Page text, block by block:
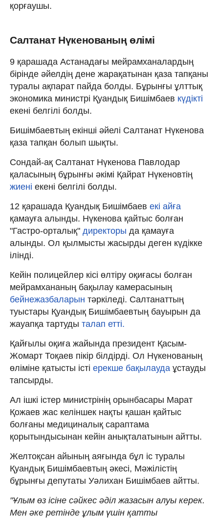
қорғаушы.
Салтанат Нүкенованың өлімі
9 қарашада Астанадағы мейрамханалардың
бірінде әйелдің дене жарақатынан қаза тапқаны
туралы ақпарат пайда болды. Бұрынғы ұлттық
экономика министрі Қуандық Бишімбаев күдікті
екені белгілі болды.
Бишімбаевтың екінші әйелі Салтанат Нүкенова
қаза тапқан болып шықты.
Сондай-ақ Салтанат Нүкенова Павлодар
қаласының бұрынғы әкімі Қайрат Нүкеновтің
жиені екені белгілі болды.
12 қарашада Қуандық Бишімбаев екі айға
қамауға алынды. Нүкенова қайтыс болған
"Гастро-орталық" директоры да қамауға
алынды. Ол қылмысты жасырды деген күдікке
ілінді.
Кейін полицейлер кісі өлтіру оқиғасы болған
мейрамхананың бақылау камерасының
бейнежазбаларын тәркіледі. Салтанаттың
туыстары Қуандық Бишімбаевтың бауырын да
жауапқа тартуды талап етті.
Қайғылы оқиға жайында президент Қасым-
Жомарт Тоқаев пікір білдірді. Ол Нүкенованың
өліміне қатысты істі ерекше бақылауда ұстауды
тапсырды.
Ал ішкі істер министрінің орынбасары Марат
Қожаев жас келіншек нақты қашан қайтыс
болғаны медициналық сараптама
қорытындысынан кейін анықталатынын айтты.
Желтоқсан айының аяғында бұл іс туралы
Қуандық Бишімбаевтың әкесі, Мәжілістің
бұрынғы депутаты Уәлихан Бишімбаев айтты.
"Ұлым өз ісіне сәйкес әділ жазасын алуы керек.
Мен әке ретінде ұлым үшін қатты